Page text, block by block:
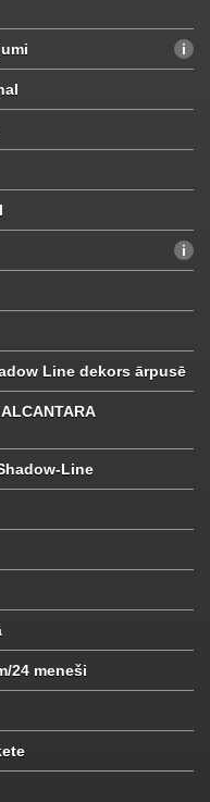
Line dekors ārpusē
Line
24 meneši